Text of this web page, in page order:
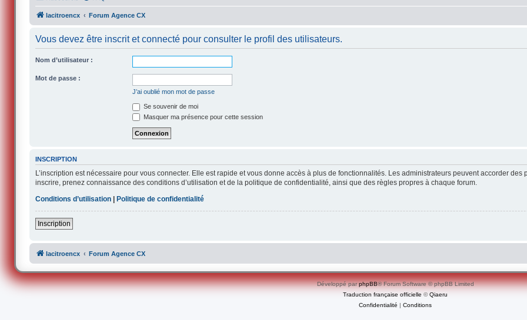
lacitroencx Forum Agence CX
Vous devez être inscrit et connecté pour consulter le profil des utilisateurs.
Nom d’utilisateur :
Mot de passe :
J’ai oublié mon mot de passe
Se souvenir de moi
Masquer ma présence pour cette session
INSCRIPTION
L’inscription est nécessaire pour vous connecter. Elle est rapide et vous donne accès à plus de fonctionnalités. Les administrateurs peuvent accorder
inscrire, prenez connaissance des conditions d’utilisation et de la politique de confidentialité, ainsi que des règles propres à chaque forum.
Conditions d’utilisation |Politique de confidentialité
Inscription
lacitroencx Forum Agence CX
Développé parphpBB® Forum Software © phpBB Limited
Traduction française officielle ©Qiaeru
Confidentialité | Conditions